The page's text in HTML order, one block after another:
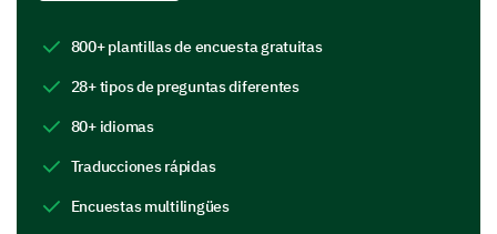
Networking opportunities
Event organization
800+ plantillas de encuesta gratuitas
28+ tipos de preguntas diferentes
80+ idiomas
Traducciones rápidas
Encuestas multilingües